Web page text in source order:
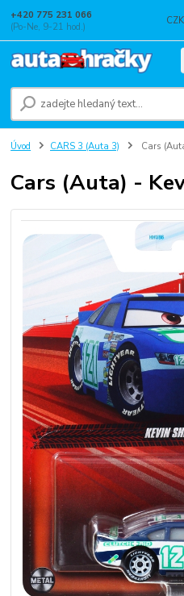
+420 775 231 066
(Po-Ne, 9-21 hod.)
Úvod CARS 3 (Auta 3) Cars
Cars (Auta) -